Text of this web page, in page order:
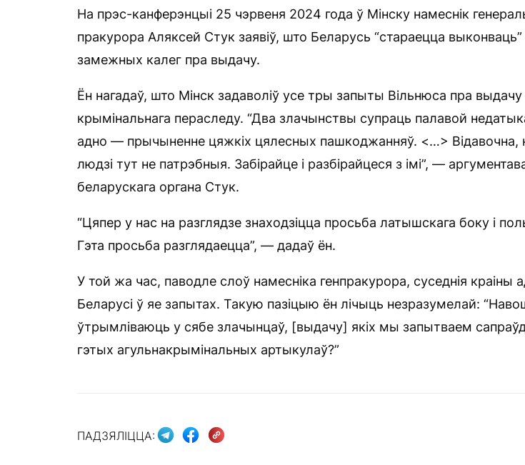
На прэс-канферэнцыі 25 чэрвеня 2024 года ў Мінску намеснік
пракурора Аляксей Стук заявіў, што Беларусь “стараецца
замежных калег пра выдачу.
Ён нагадаў, што Мінск задаволіў усе тры запыты Вільнюса пра
крымінальнага пераследу. “Два злачынствы супраць палавой
адно — прычыненне цяжкіх цялесных пашкоджанняў. <…> Відавочна,
людзі тут не патрэбныя. Забірайце і разбірайцеся з імі”, —
беларускага органа Стук.
“Цяпер у нас на разглядзе знаходзіцца просьба латышскага боку і
Гэта просьба разглядаецца”, — дадаў ён.
У той жа час, паводле слоў намесніка генпракурора, суседнія краіны
Беларусі ў яе запытах. Такую пазіцыю ён лічыць незразумелай:
ўтрымліваюць у сябе злачынцаў, [выдачу] якіх мы запытваем
гэтых агульнакрымінальных артыкулаў?”
ПАДЗЯЛІЦЦА: